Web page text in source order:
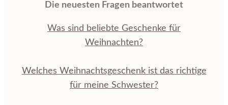
Die neuesten Fragen beantwortet
Was sind beliebte Geschenke für
Weihnachten?
Welches Weihnachtsgeschenk ist das richtige
für meine Schwester?